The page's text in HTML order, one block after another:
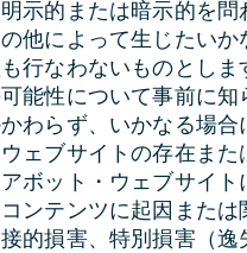
示的または暗示的を問
他によって生じたいか
行なわないものとしま
能性について事前に知
わらず、いかなる場合
ェブサイトの存在また
ボット・ウェブサイト
ンテンツに起因または
的損害、特別損害（逸